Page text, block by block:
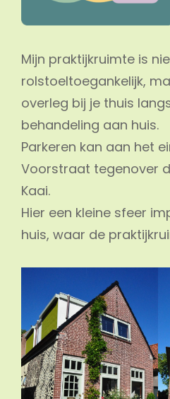
Mijn praktijkruimte is
rolstoeltoegankelijk,
overleg bij je thuis
behandeling aan huis.
Parkeren kan aan het
Voorstraat tegenover
Kaai.
Hier een kleine sfeer
huis, waar de